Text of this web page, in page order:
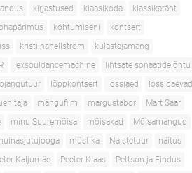
kirjastused klaasikoda
klassikatäht
kohtumiseni
kontsert
kristiinahellström
külastajamäng
lexsouldancemachine
lihtsate sonaatide õhtu
lõppkontsert lossiaed
lossipäevad
mängufilm margustabor
Mart Saar
minu Suuremõisa mõisakad
Mõisamängud
müstika Naistetuur
näitus
Kaljumäe Peeter Klaas
Pettson ja Findus